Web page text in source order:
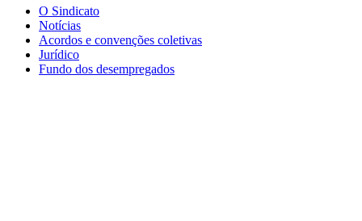
São
Paulo
Sindicato
O Sindicato
Notícias
Acordos e convenções coletivas
Jurídico
Fundo dos desempregados